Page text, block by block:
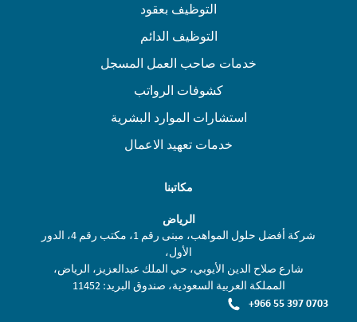
التوظيف بعقود
التوظيف الدائم
خدمات صاحب العمل المسجل
كشوفات الرواتب
استشارات الموارد البشرية
خدمات تعهيد الاعمال
مكاتبنا
الرياض
شركة أفضل حلول المواهب، مبنى رقم 1، مكتب رقم 4، الدور
الأول،
شارع صلاح الدين الأيوبي، حي الملك عبدالعزيز، الرياض،
المملكة العربية السعودية، صندوق البريد: 11452
+966 55 397 0703